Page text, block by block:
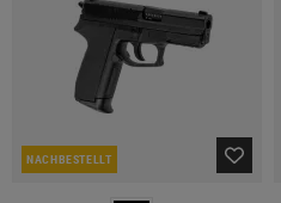
NACHBESTELLT